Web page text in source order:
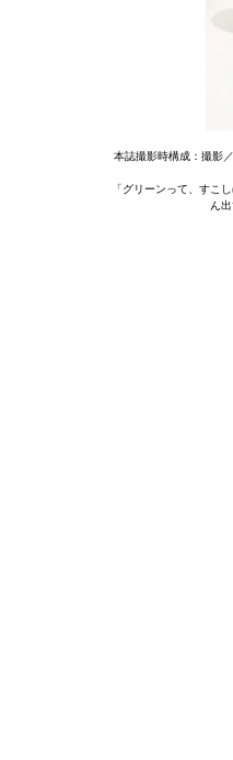
本誌撮影時構成：撮影
「グリーンって、すこ
ん